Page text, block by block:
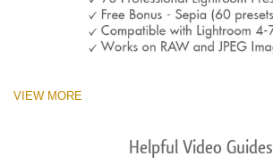
VIEW MORE
Helpful Video Guides